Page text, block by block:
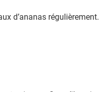
d’ananas régulièrement.